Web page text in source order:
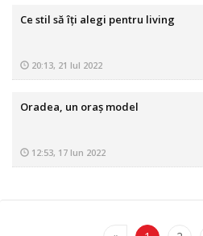
Ce stil să îți alegi pentru living
20:13, 21 Iul 2022
Oradea, un oraș model
12:53, 17 Iun 2022